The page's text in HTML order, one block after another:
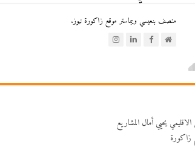
منصف بنعيسي ويبماستر موقع زاكورة نيوز.
يحيي أمال المشاريع
زاكورة